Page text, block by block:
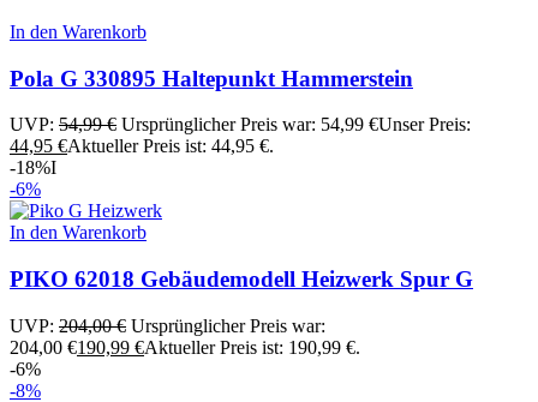
In den Warenkorb
Pola G 330895 Haltepunkt Hammerstein
UVP: 54,99€ Ursprünglicher Preis war: 54,99 €Unser Preis:
44,95 €Aktueller Preis ist: 44,95 €.
-18%I
-6%
In den Warenkorb
PIKO 62018 Gebäudemodell Heizwerk Spur G
UVP: 204,00€ Ursprünglicher Preis war:
204,00 €190,99 €Aktueller Preis ist: 190,99 €.
-6%
-8%